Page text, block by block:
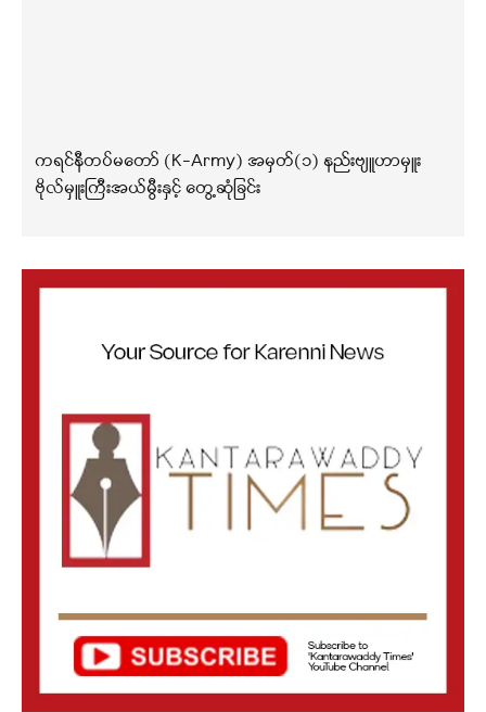
ကရင်နီတပ်မတော် (K-Army) အမှတ်(၁) နည်းဗျူဟာမှူး
ဗိုလ်မှူးကြီးအယ်မွီးနှင့် တွေ့ဆုံခြင်း